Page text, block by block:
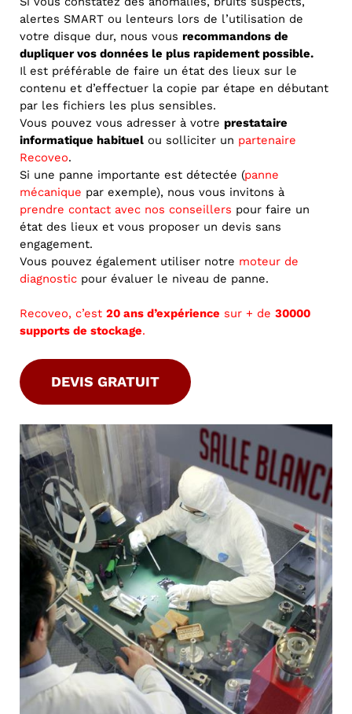
alertes SMART ou lenteurs lors de l’utilisation de
votre disque dur, nous vous recommandons de
dupliquer vos données le plus rapidement possible.
Il est préférable de faire un état des lieux sur le
contenu et d’effectuer la copie par étape en débutant
par les fichiers les plus sensibles.
Vous pouvez vous adresser à votre prestataire
informatique habituel ou solliciter un partenaire
Recoveo.
Si une panne importante est détectée (panne
mécanique par exemple), nous vous invitons à
prendre contact avec nos conseillers pour faire un
état des lieux et vous proposer un devis sans
engagement.
Vous pouvez également utiliser notre moteur de
diagnostic pour évaluer le niveau de panne.
Recoveo, c’est 20 ans d’expérience sur + de 30000
supports de stockage.
DEVIS GRATUIT